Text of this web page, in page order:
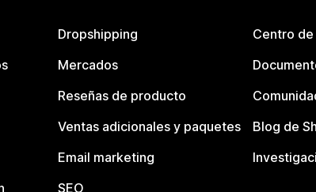
Dropshipping
Mercados
Reseñas de producto
Ventas adicionales y paquetes
Email marketing
SEO
Centro
Blog de